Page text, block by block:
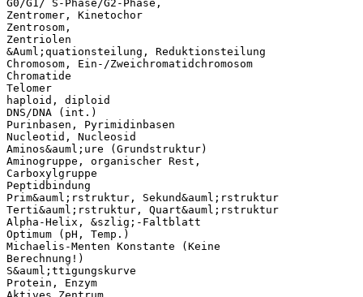
G0/G1/ S-Phase/G2-Phase,
Zentromer, Kinetochor
Zentrosom,
Zentriolen
&Auml;quationsteilung, Reduktionsteilung
Chromosom, Ein-/Zweichromatidchromosom
Chromatide
Telomer
haploid, diploid
DNS/DNA (int.)
Purinbasen, Pyrimidinbasen
Nucleotid, Nucleosid
Aminos&auml;ure (Grundstruktur)
Aminogruppe, organischer Rest,
Carboxylgruppe
Peptidbindung
Prim&auml;rstruktur, Sekund&auml;rstruktur
Terti&auml;rstruktur, Quart&auml;rstruktur
Alpha-Helix, &szlig;-Faltblatt
Optimum (pH, Temp.)
Michaelis-Menten Konstante (Keine
Berechnung!)
S&auml;ttigungskurve
Protein, Enzym